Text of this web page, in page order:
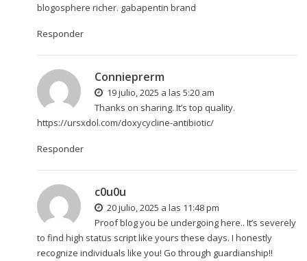
blogosphere richer. gabapentin brand
Responder
Connieprerm
19 julio, 2025 a las 5:20 am
Thanks on sharing. It’s top quality.
https://ursxdol.com/doxycycline-antibiotic/
Responder
c0u0u
20 julio, 2025 a las 11:48 pm
Proof blog you be undergoing here.. It’s severely
to find high status script like yours these days. I honestly
recognize individuals like you! Go through guardianship!!